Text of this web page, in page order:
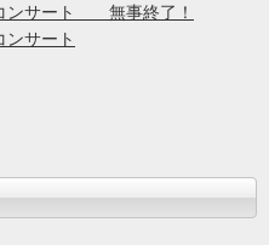
ンサート 無事終了！
ンサート